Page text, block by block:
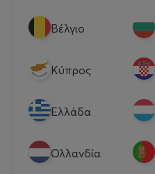
Βέλγιο
Κύπρος
Eλλάδα
Ολλανδία